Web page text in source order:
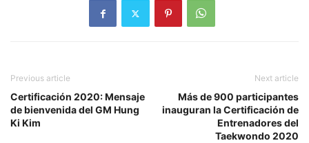
Previous article
Certificación 2020: Mensaje
de bienvenida del GM Hung
Ki Kim
Next article
Más de 900 participantes
inauguran la Certificación de
Entrenadores del
Taekwondo 2020